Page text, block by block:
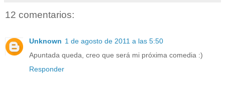
12 comentarios:
Unknown 1 de agosto de 2011 a las 5:50
Apuntada queda, creo que será mi próxima comedia :)
Responder